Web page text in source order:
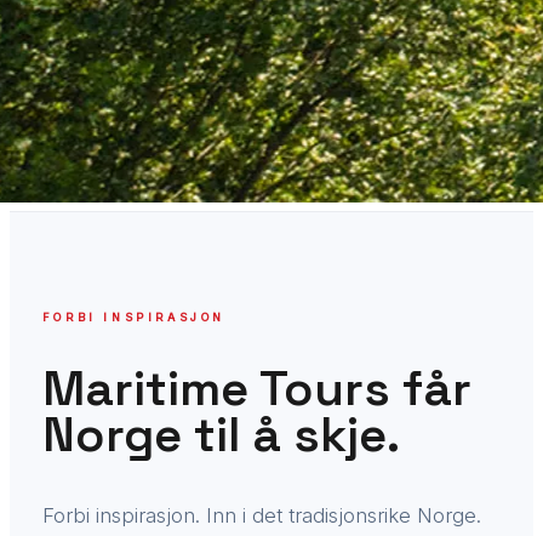
FORBI INSPIRASJON
Maritime Tours får
Norge til å skje.
Forbi inspirasjon. Inn i det tradisjonsrike Norge.